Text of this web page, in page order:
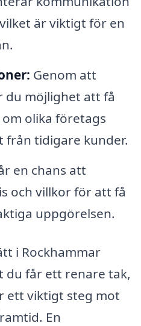
är viktigt för en
Genom att
du möjlighet att få
olika företags
från tidigare kunder.
en chans att
och villkor för att få
uppgörelsen.
i Rockhammar
du får ett renare tak,
ett viktigt steg mot
En